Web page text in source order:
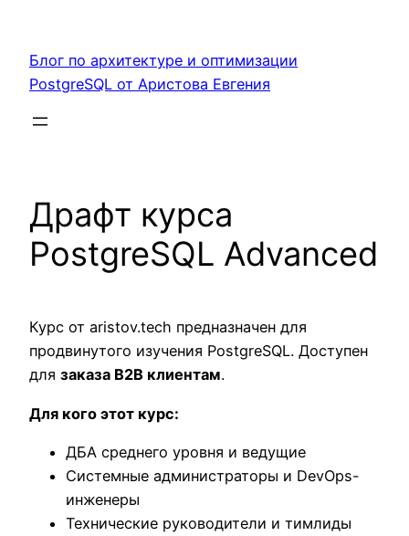
содержимому
Блог по архитектуре и оптимизации
PostgreSQL от Аристова Евгения
Драфт курса
PostgreSQL Advanced
Курс от aristov.tech предназначен для
продвинутого изучения PostgreSQL. Доступен
для заказа B2B клиентам.
Для кого этот курс:
ДБА среднего уровня и ведущие
Системные администраторы и DevOps-
инженеры
Технические руководители и тимлиды